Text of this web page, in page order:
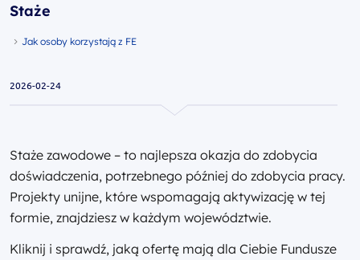
Staże
Jak osoby korzystają z FE
2026-02-24
Staże zawodowe – to najlepsza okazja do zdobycia
doświadczenia, potrzebnego później do zdobycia pracy.
Projekty unijne, które wspomagają aktywizację w tej
formie, znajdziesz w każdym województwie.
Kliknij i sprawdź, jaką ofertę mają dla Ciebie Fundusze